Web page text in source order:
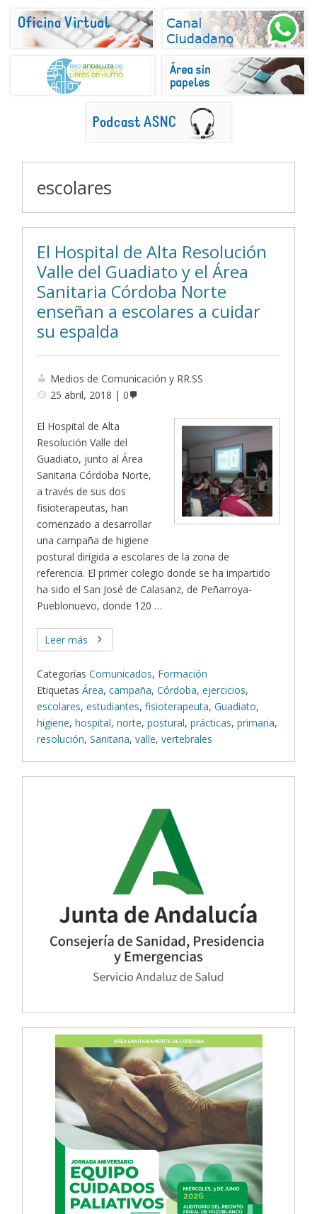
escolares
El Hospital de Alta Resolución
Valle del Guadiato y el Área
Sanitaria Córdoba Norte
enseñan a escolares a cuidar
su espalda
Medios de Comunicación y RR.SS
25 abril, 2018
0
El Hospital de Alta
Resolución Valle del
Guadiato, junto al Área
Sanitaria Córdoba Norte,
a través de sus dos
fisioterapeutas, han
comenzado a desarrollar
una campaña de higiene
postural dirigida a escolares de la zona de
referencia. El primer colegio donde se ha impartido
ha sido el San José de Calasanz, de Peñarroya-
Pueblonuevo, donde 120 …
Leer más
Categorías Comunicados, Formación
Etiquetas Área,campaña,Córdoba,ejercicios,
escolares,estudiantes,fisioterapeuta,Guadiato,
higiene,hospital,norte,postural,prácticas,primaria,
resolución,Sanitaria,valle,vertebrales